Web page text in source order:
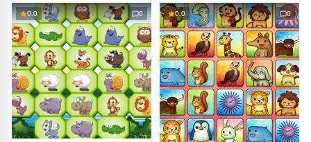
ด้วย ที่นี่นายไม่ต้องจับคู่ไพ่เป็นคู่ แต่
ต้องจับเป็นแก๊ง 3 ใบ! นายจะได้เจอ
ทั้งฉลาม เต่า หมึก วอลรัส หรือแม้แต่
นกอัลบาทรอสกับนกนางนวล
ต้องจับคู่นกสายพันธุ์เดียวกัน มีทั้งนก
แก้ว นกกระทุง เป็ด นกฮูก ไก่ นกทู
แคน และนกหายากอีกเพียบ ขอให้
โชคดีนะ!
0.0 0 0.0 0